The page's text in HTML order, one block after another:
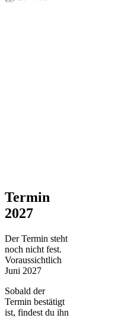
Termin
2027
Der Termin steht
noch nicht fest.
Voraussichtlich
Juni 2027
Sobald der
Termin bestätigt
ist, findest du ihn